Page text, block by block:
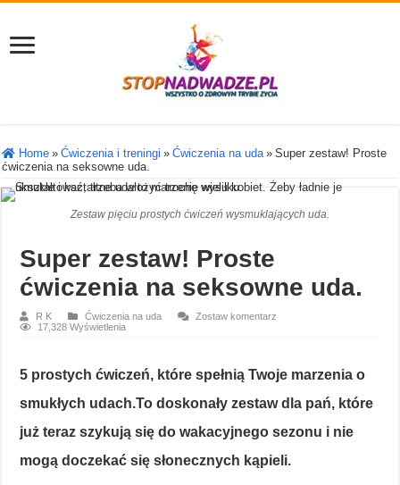
Home » Ćwiczenia i treningi » Ćwiczenia na uda » Super zestaw! Proste
ćwiczenia na seksowne uda.
Zestaw pięciu prostych ćwiczeń wysmuklających uda.
Super zestaw! Proste
ćwiczenia na seksowne uda.
R K Ćwiczenia na uda
Zostaw komentarz
17,328 Wyświetlenia
5 prostych ćwiczeń, które spełnią Twoje marzenia o
smukłych udach.To doskonały zestaw dla pań, które
już teraz szykują się do wakacyjnego sezonu i nie
mogą doczekać się słonecznych kąpieli.